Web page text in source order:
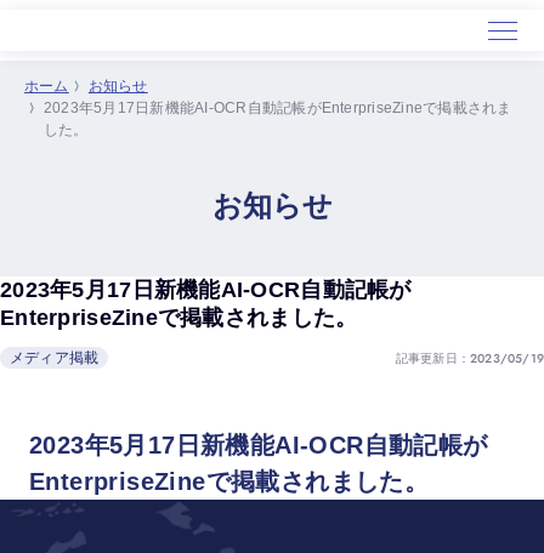
ホーム
ホーム
お知らせ
2023年5月17日新機能AI-OCR自動記帳がEnterpriseZineで掲載されま
した。
お知らせ
2023年5月17日新機能AI-OCR自動記帳が
EnterpriseZineで掲載されました。
メディア掲載 記事更新日：2023/05/19
2023年5月17日新機能AI-OCR自動記帳が
EnterpriseZineで掲載されました。